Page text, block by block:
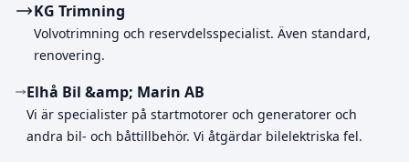
KG Trimning
Volvotrimning och reservdelsspecialist. Även standard,
renovering.
Elhå Bil &amp; Marin AB
Vi är specialister på startmotorer och generatorer och
andra bil- och båttillbehör. Vi åtgärdar bilelektriska fel.